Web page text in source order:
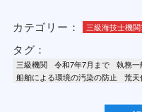
カテゴリー： 三級海技士機
タグ：
三級機関 令和7年7月まで 執務一
船舶による環境の汚染の防止
荒天